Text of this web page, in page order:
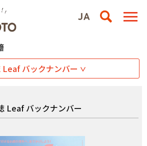
Leaf バックナンバー
Leaf バックナンバー